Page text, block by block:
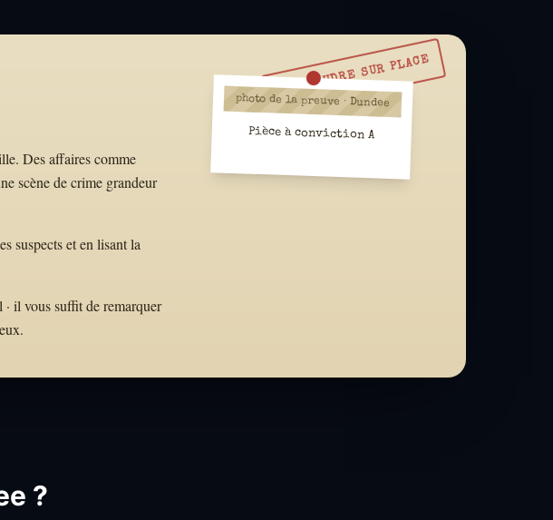
À RÉSOUDRE SUR PLACE
Des affaires comme
scène de crime grandeur
suspects et en lisant la
il vous suffit de remarquer
photo de la preuve · Dundee
Pièce à conviction A
?